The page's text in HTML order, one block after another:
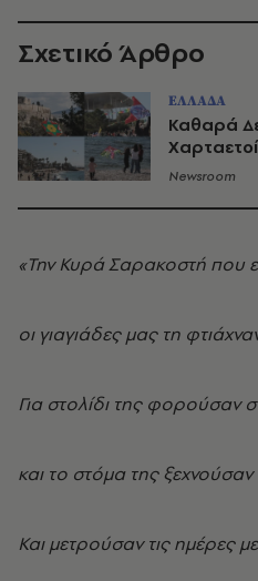
Σχετικό Άρθρο
ΕΛΛΑΔΑ
Καθαρά
Newsroom
«Την Κυρά Σαρακοστή που
οι γιαγιάδες μας τη
Για στολίδι της φορούσαν
και το στόμα της ξεχνούσαν
Και μετρούσαν τις ημέρες